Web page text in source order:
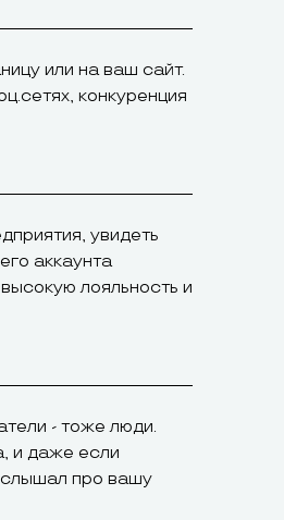
или на ваш сайт.
конкуренция
увидеть
аккаунта
лояльность и
- тоже люди.
и даже если
слышал про вашу